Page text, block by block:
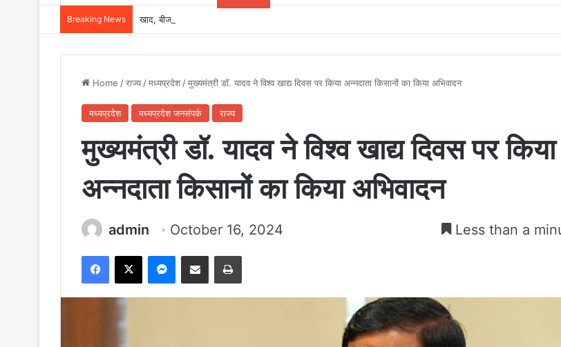
Breaking News खाद, बीज और उर्वरकों की समय पर उपलब्धता से किसानों में उत्साह, नैनो डीएपी और नैनो यूरिया बने किसानों के भरोसेमंद कृषि
Home /राज्य/मध्यप्रदेश/मुख्यमंत्री डॉ. यादव ने विश्व खाद्य दिवस पर किया अन्नदाता किसानों का किया अभिवादन
मध्यप्रदेश मध्यप्रदेश जनसंपर्क राज्य
मुख्यमंत्री डॉ. यादव ने विश्व खाद्य दिवस पर किया
अन्नदाता किसानों का किया अभिवादन
admin October 16, 2024 Less than a
Facebook
X Messenger
Share via Email Print